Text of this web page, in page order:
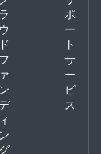
ラ
ウ
ド
フ
ァ
ン
ィ
ン
グ
ポ
ー
ト
サ
ー
ビ
ス